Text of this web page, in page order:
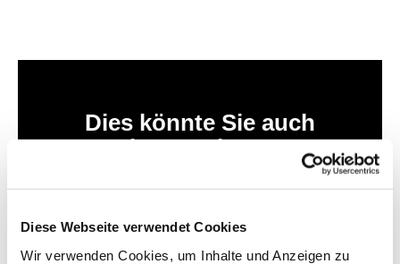
Diese Webseite verwendet Cookies
Wir verwenden Cookies, um Inhalte und Anzeigen zu
Dies könnte Sie auch
interessieren